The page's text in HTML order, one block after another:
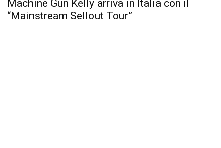
Machine Gun Kelly arriva in Italia con il
“Mainstream Sellout Tour”